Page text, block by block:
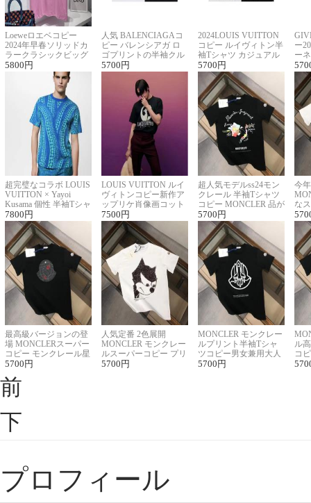
Loeweロエベコピー
2024年早春ソリッドカ
ラークラシックビッグ
ロゴ刺繍Tシャツ
5800 円
人気 BALENCIAGAコ
ピー バレンシアガ ロ
ゴプリントの半袖クル
ーネックTシャツ
5700 円
2024LOUIS VUITTON
コピー ルイヴィトン半
袖Tシャツ カジュアル
に馴染む 2色展開
5700 円
ー
ー
ー
超完璧なコラボ LOUIS
VUITTON × Yayoi
Kusama 個性 半袖Tシャ
ツコピー男女兼用
7800 円
LOUIS VUITTON ルイ
ヴィトンコピー新作ア
ップリケ肖像画コット
ンニット半袖Tシャツ
7500 円
超人気モデルss24モン
クレール 半袖Tシャツ
コピー MONCLER 品が
良く見た目
5700 円
今
な
ル
最高級バージョンの登
場 MONCLERスーパー
コピー モンクレール星
座半袖Tシャツ
5700 円
人気定番 2色展開
MONCLER モンクレー
ルスーパーコピー プリ
ント半袖Tシャツ
5700 円
MONCLER モンクレー
ルプリント半袖Tシャ
ツコピー男女兼用大人
可愛い春夏コーデ
5700 円
ル
コ
ィ
前
下
プロフィール